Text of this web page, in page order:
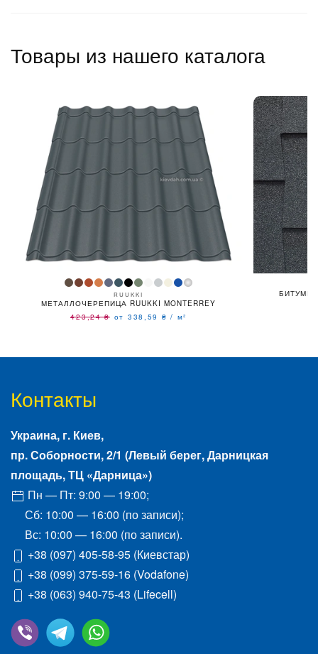
Товары из нашего каталога
RUUKKI
МЕТАЛЛОЧЕРЕПИЦА RUUKKI MONTERREY
423,24₴ от 338,59 ₴ / м²
Контакты
Украина, г. Киев,
пр. Соборности, 2/1 (Левый берег, Дарницкая
площадь, ТЦ «Дарница»)
Пн — Пт: 9:00 — 19:00;
Сб: 10:00 — 16:00 (по записи);
Вс: 10:00 — 16:00 (по записи).
+38 (097) 405-58-95 (Киевстар)
+38 (099) 375-59-16 (Vodafone)
+38 (063) 940-75-43 (Lifecell)